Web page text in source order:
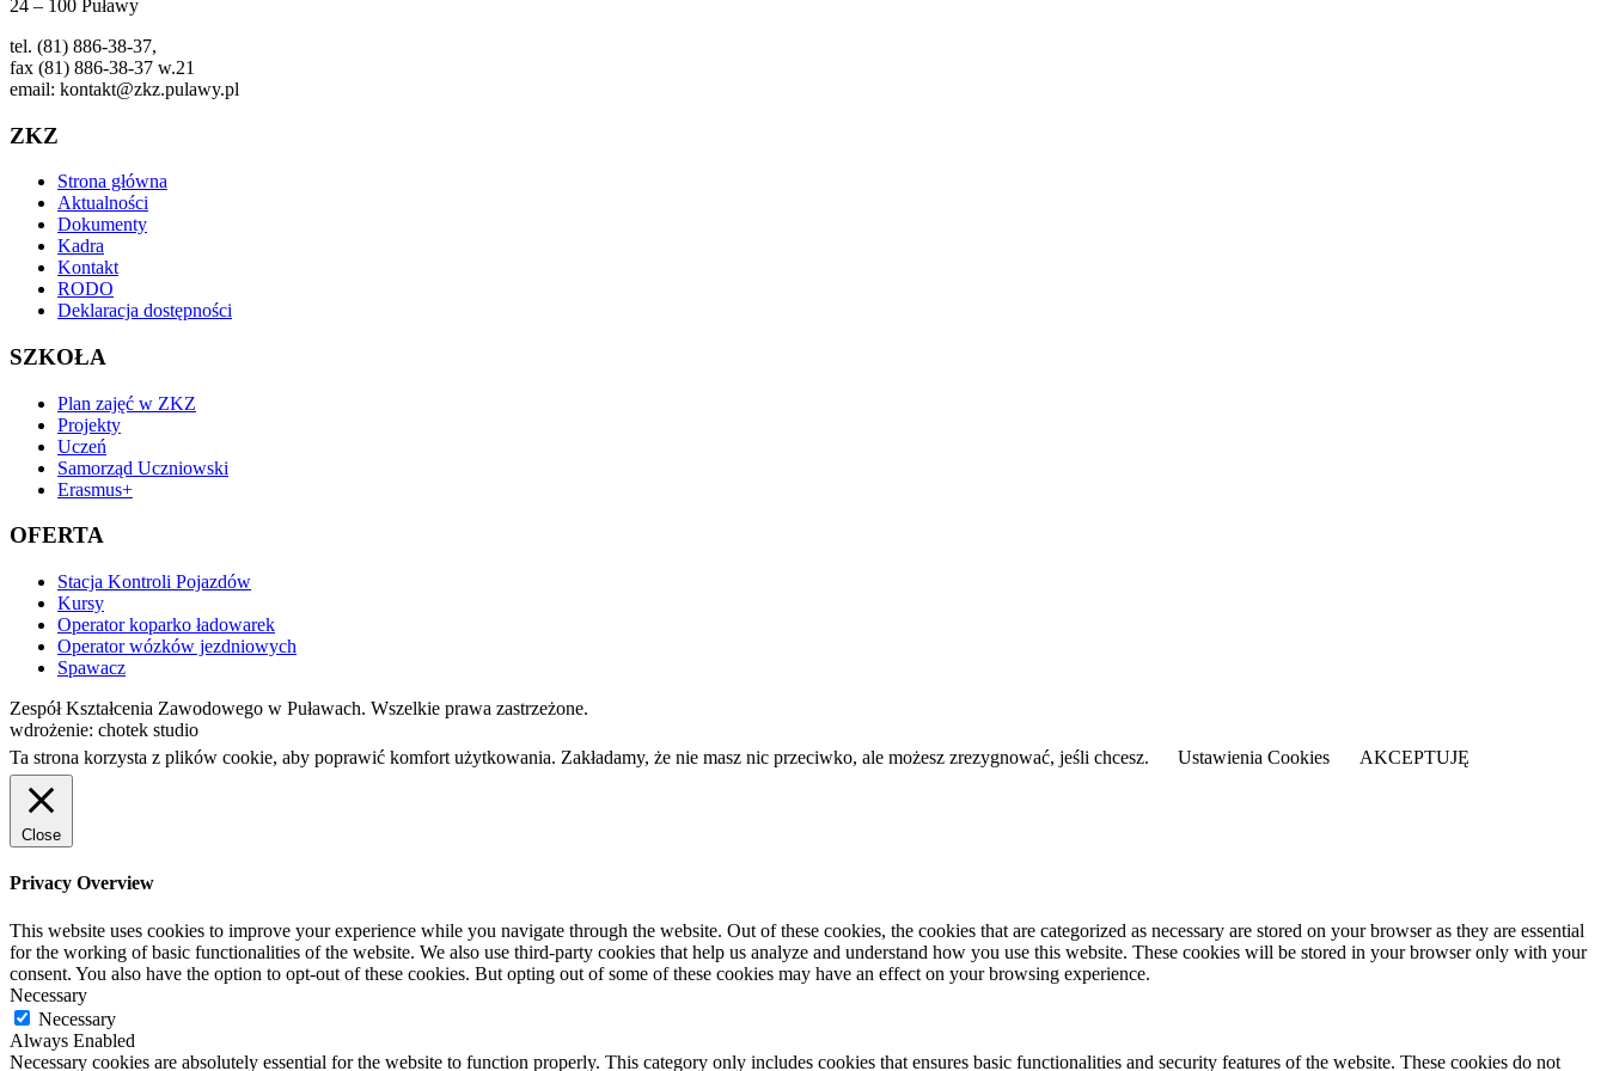
24 – 100 Puławy
tel. (81) 886-38-37,
fax (81) 886-38-37 w.21
email: kontakt@zkz.pulawy.pl
ZKZ
Strona główna
Aktualności
Dokumenty
Kadra
Kontakt
RODO
Deklaracja dostępności
SZKOŁA
Plan zajęć w ZKZ
Projekty
Uczeń
Samorząd Uczniowski
Erasmus+
OFERTA
Stacja Kontroli Pojazdów
Kursy
Operator koparko ładowarek
Operator wózków jezdniowych
Spawacz
Zespół Kształcenia Zawodowego w Puławach. Wszelkie prawa zastrzeżone.
wdrożenie: chotek studio
Ta strona korzysta z plików cookie, aby poprawić komfort użytkowania. Zakładamy, że nie masz nic przeciwko, ale możesz zrezygnować, jeśli chcesz.
Ustawienia Cookies AKCEPTUJĘ
Close
Privacy Overview
This website uses cookies to improve your experience while you navigate through the website. Out of these cookies, the cookies that are categorized as necessary are stored on your browser as they are essential
for the working of basic functionalities of the website. We also use third-party cookies that help us analyze and understand how you use this website. These cookies will be stored in your browser only with your
consent. You also have the option to opt-out of these cookies. But opting out of some of these cookies may have an effect on your browsing experience.
Necessary
Necessary
Always Enabled
Necessary cookies are absolutely essential for the website to function properly. This category only includes cookies that ensures basic functionalities and security features of the website. These cookies do not